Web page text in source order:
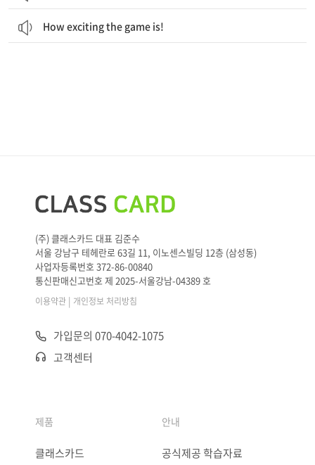
How exciting the game is!
(주) 클래스카드 대표 김준수
서울 강남구 테헤란로 63길 11, 이노센스빌딩 12층 (삼성동)
사업자등록번호 372-86-00840
통신판매신고번호 제 2025-서울강남-04389 호
이용약관 | 개인정보 처리방침
가입문의 070-4042-1075
고객센터
제품
클래스카드
안내
공식제공 학습자료